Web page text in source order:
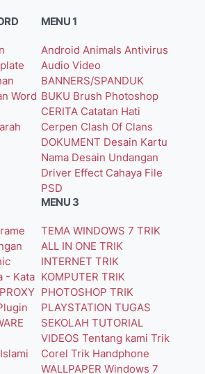
Word
MENU 1
Android Animals Antivirus
Audio Video
BANNERS/SPANDUK
BUKU Brush Photoshop
CERITA Catatan Hati
Cerpen Clash Of Clans
DOKUMENT Desain Kartu
Nama Desain Undangan
Driver Effect Cahaya File
PSD
- Kata
PROXY
MENU 3
TEMA WINDOWS 7 TRIK
ALL IN ONE TRIK
INTERNET TRIK
KOMPUTER TRIK
PHOTOSHOP TRIK
PLAYSTATION TUGAS
SEKOLAH TUTORIAL
VIDEOS Tentang kami Trik
Corel Trik Handphone
WALLPAPER Windows 7